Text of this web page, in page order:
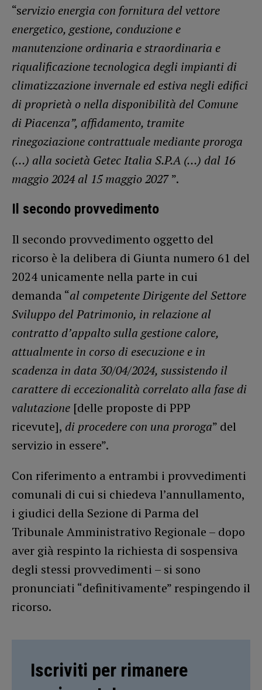
“servizio energia con fornitura del vettore
energetico, gestione, conduzione e
manutenzione ordinaria e straordinaria e
riqualificazione tecnologica degli impianti di
climatizzazione invernale ed estiva negli edifici
di proprietà o nella disponibilità del Comune
di Piacenza”, affidamento, tramite
rinegoziazione contrattuale mediante proroga
(…) alla società Getec Italia S.P.A (…) dal 16
maggio 2024 al 15 maggio 2027”.
Il secondo provvedimento
Il secondo provvedimento oggetto del
ricorso è la delibera di Giunta numero 61 del
2024 unicamente nella parte in cui
demanda “al competente Dirigente del Settore
Sviluppo del Patrimonio, in relazione al
contratto d’appalto sulla gestione calore,
attualmente in corso di esecuzione e in
scadenza in data 30/04/2024, sussistendo il
carattere di eccezionalità correlato alla fase di
valutazione [delle proposte di PPP
ricevute], di procedere con una proroga” del
servizio in essere”.
Con riferimento a entrambi i provvedimenti
comunali di cui si chiedeva l’annullamento,
i giudici della Sezione di Parma del
Tribunale Amministrativo Regionale – dopo
aver già respinto la richiesta di sospensiva
degli stessi provvedimenti – si sono
pronunciati “definitivamente” respingendo il
ricorso.
Iscriviti per rimanere